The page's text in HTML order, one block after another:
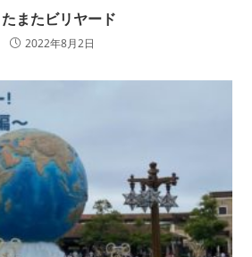
たまたビリヤード
2022年8月2日